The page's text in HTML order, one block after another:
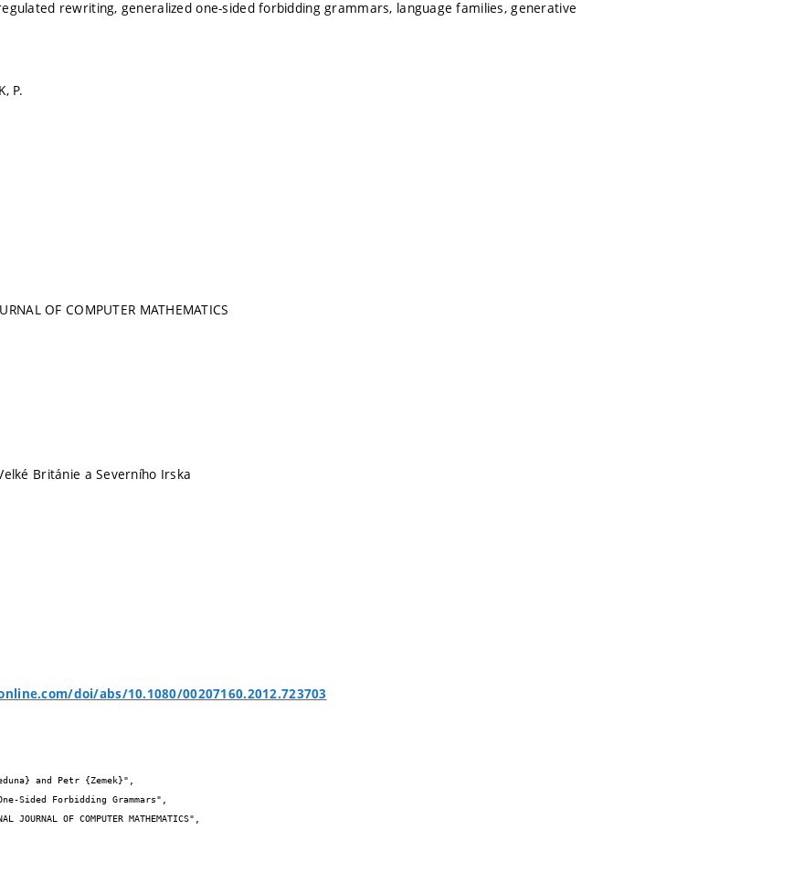
rewriting, generalized one-sided forbidding grammars, language families, generative
P.
OF COMPUTER MATHEMATICS
Británie a Severního Irska
doi/abs/10.1080/00207160.2012.723703